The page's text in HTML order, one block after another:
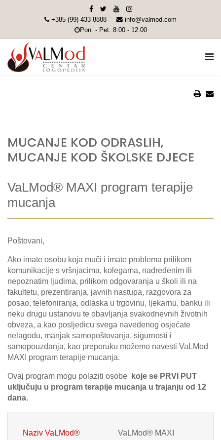
+385 (99) 433 8888
info@valmod.com
Pon. - Pet. 8:00 - 12:00
MUCANJE KOD ODRASLIH,
MUCANJE KOD ŠKOLSKE DJECE
VaLMod® MAXI program terapije
mucanja
Poštovani,
Ako imate osobu koja muči i imate problema prilikom
komunikacije s vršnjacima, kolegama, nadređenim ili
nepoznatim ljudima, prilikom odgovaranja u školi ili na
fakultetu, prezentiranja, javnih nastupa, razgovora za
posao, telefoniranja, odlaska u trgovinu, ljekarnu, banku ili
neku drugu ustanovu te obavljanja svakodnevnih životnih
obveza, a kao posljedicu svega navedenog osjećate
nelagodu, manjak samopoštovanja, sigurnosti i
samopouzdanja, kao preporuku možemo navesti VaLMod
MAXI program terapije mucanja.
Ovaj program mogu polaziti osobe
koje se PRVI PUT
uključuju u program terapije mucanja u trajanju od 12
dana.
Naziv VaLMod®
VaLMod® MAXI